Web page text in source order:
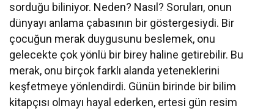
sorduğu biliniyor. Neden? Nasıl? Soruları, onun
dünyayı anlama çabasının bir göstergesiydi. Bir
çocuğun merak duygusunu beslemek, onu
gelecekte çok yönlü bir birey haline getirebilir. Bu
merak, onu birçok farklı alanda yeteneklerini
keşfetmeye yönlendirdi. Günün birinde bir bilim
kitapçısı olmayı hayal ederken, ertesi gün resim